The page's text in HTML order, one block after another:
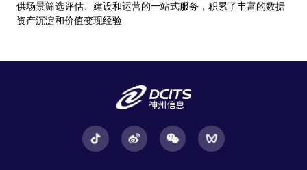
供场景筛选评估、建设和运营的一站式服务，积累了丰富的数据
资产沉淀和价值变现经验